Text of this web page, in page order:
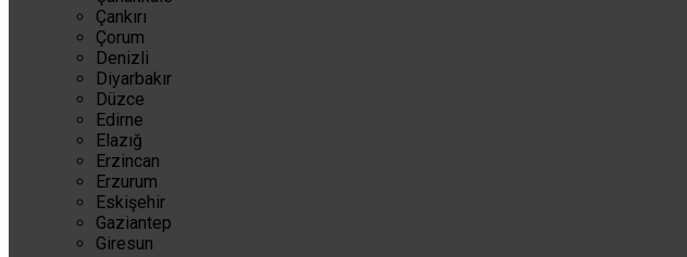
Çankırı
Çorum
Denizli
Diyarbakır
Düzce
Edirne
Elazığ
Erzincan
Erzurum
Eskişehir
Gaziantep
Giresun